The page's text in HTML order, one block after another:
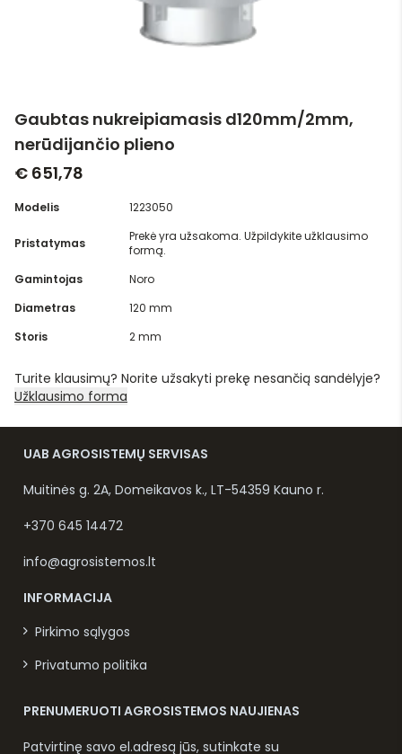
Gaubtas nukreipiamasis d120mm/2mm,
nerūdijančio plieno
€ 651,78
Modelis 1223050
Pristatymas
Prekė yra užsakoma. Užpildykite užklausimo
formą.
Gamintojas
Noro
Diametras
120 mm
Storis
2 mm
Turite klausimų? Norite užsakyti prekę nesančią sandėlyje?
Užklausimo forma
UAB AGROSISTEMŲ SERVISAS
Muitinės g. 2A, Domeikavos k., LT-54359 Kauno r.
+370 645 14472
info@agrosistemos.lt
INFORMACIJA
Pirkimo sąlygos
Privatumo politika
PRENUMERUOTI AGROSISTEMOS NAUJIENAS
Patvirtinę savo el.adresą jūs, sutinkate su